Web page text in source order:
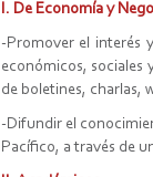
I. De Economía y
-Promover el interés
económicos, sociales
de boletines, charlas,
-Difundir el
Pacífico, a través de